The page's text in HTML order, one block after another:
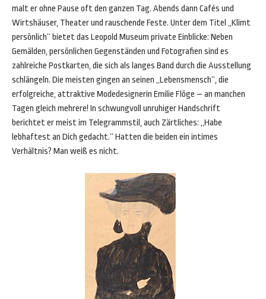
malt er ohne Pause oft den ganzen Tag. Abends dann Cafés und
Wirtshäuser, Theater und rauschende Feste. Unter dem Titel „Klimt
persönlich“ bietet das Leopold Museum private Einblicke: Neben
Gemälden, persönlichen Gegenständen und Fotografien sind es
zahlreiche Postkarten, die sich als langes Band durch die Ausstellung
schlängeln. Die meisten gingen an seinen „Lebensmensch“, die
erfolgreiche, attraktive Modedesignerin Emilie Flöge – an manchen
Tagen gleich mehrere! In schwungvoll unruhiger Handschrift
berichtet er meist im Telegrammstil, auch Zärtliches: „Habe
lebhaftest an Dich gedacht.“ Hatten die beiden ein intimes
Verhältnis? Man weiß es nicht.